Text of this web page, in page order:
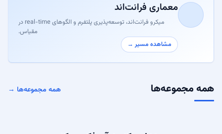
معماری فرانت‌اند
میکرو فرانت‌اند، توسعه‌پذیری پلتفرم و الگوهای real-time در
مقیاس.
مشاهده مسیر →
همه مجموعه‌ها همه مجموعه‌ها →